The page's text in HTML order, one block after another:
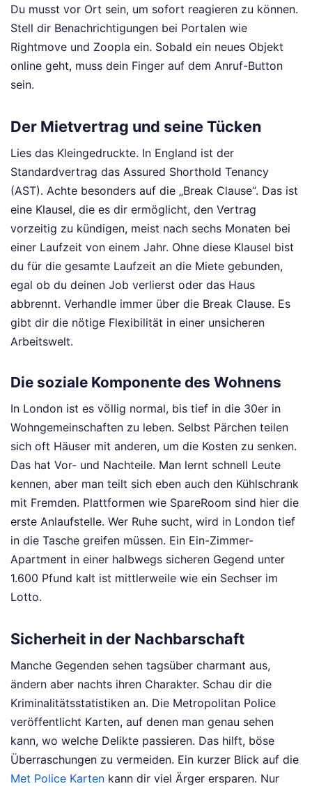
Du musst vor Ort sein, um sofort reagieren zu können.
Stell dir Benachrichtigungen bei Portalen wie
Rightmove und Zoopla ein. Sobald ein neues Objekt
online geht, muss dein Finger auf dem Anruf-Button
sein.
Der Mietvertrag und seine Tücken
Lies das Kleingedruckte. In England ist der
Standardvertrag das Assured Shorthold Tenancy
(AST). Achte besonders auf die „Break Clause“. Das ist
eine Klausel, die es dir ermöglicht, den Vertrag
vorzeitig zu kündigen, meist nach sechs Monaten bei
einer Laufzeit von einem Jahr. Ohne diese Klausel bist
du für die gesamte Laufzeit an die Miete gebunden,
egal ob du deinen Job verlierst oder das Haus
abbrennt. Verhandle immer über die Break Clause. Es
gibt dir die nötige Flexibilität in einer unsicheren
Arbeitswelt.
Die soziale Komponente des Wohnens
In London ist es völlig normal, bis tief in die 30er in
Wohngemeinschaften zu leben. Selbst Pärchen teilen
sich oft Häuser mit anderen, um die Kosten zu senken.
Das hat Vor- und Nachteile. Man lernt schnell Leute
kennen, aber man teilt sich eben auch den Kühlschrank
mit Fremden. Plattformen wie SpareRoom sind hier die
erste Anlaufstelle. Wer Ruhe sucht, wird in London tief
in die Tasche greifen müssen. Ein Ein-Zimmer-
Apartment in einer halbwegs sicheren Gegend unter
1.600 Pfund kalt ist mittlerweile wie ein Sechser im
Lotto.
Sicherheit in der Nachbarschaft
Manche Gegenden sehen tagsüber charmant aus,
ändern aber nachts ihren Charakter. Schau dir die
Kriminalitätsstatistiken an. Die Metropolitan Police
veröffentlicht Karten, auf denen man genau sehen
kann, wo welche Delikte passieren. Das hilft, böse
Überraschungen zu vermeiden. Ein kurzer Blick auf die
Met Police Karten kann dir viel Ärger ersparen. Nur